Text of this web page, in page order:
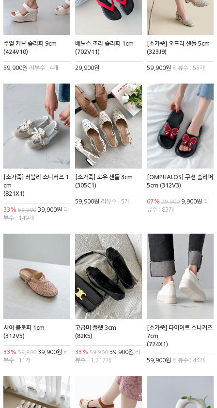
주얼 커브 슬리퍼 9cm
(424V10)
59,900원 리뷰수 : 4개
베노스 조리 슬리퍼 1cm
(702V11)
29,900원
[소가죽] 오드리 샌들 5cm
(323J9)
59,900원 리뷰수 : 55개
[소가죽] 러블리 스니커즈 1
cm
(821X1)
33% 59,900 39,900원 리
뷰수 : 149개
[소가죽] 로우 샌들 3cm
(305C1)
59,900원 리뷰수 : 5개
[OMPHALOS] 쿠션 슬리퍼
5cm (312V3)
67% 29,9009,900원 리
뷰수 : 83개
시어 블로퍼 1cm
(312V5)
33% 59,900 39,900원 리
뷰수 : 11개
고급미 플랫 3cm
(82K5)
33% 59,90039,900원 리
뷰수 : 1,717개
[소가죽] 다이어트 스니커즈
7cm
(724X1)
59,900원 리뷰수 : 44개